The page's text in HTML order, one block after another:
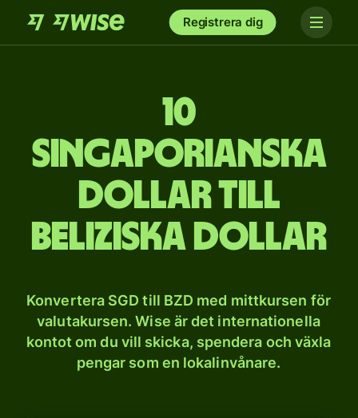
Registrera dig
10
singaporianska
dollar till
beliziska dollar
Konvertera SGD till BZD med mittkursen för
valutakursen. Wise är det internationella
kontot om du vill skicka, spendera och växla
pengar som en lokalinvånare.